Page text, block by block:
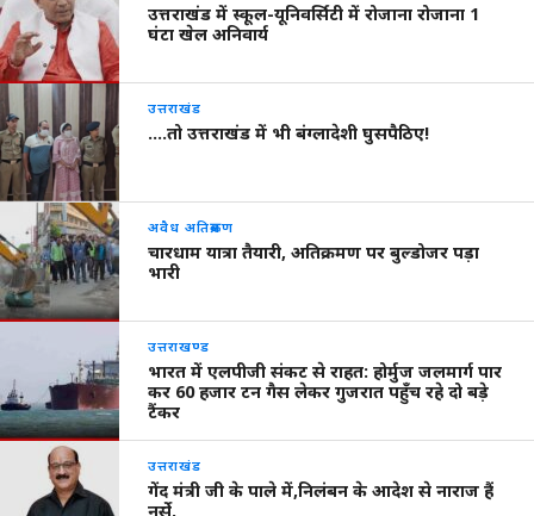
उत्तराखंड में स्कूल-यूनिवर्सिटी में रोजाना रोजाना 1
घंटा खेल अनिवार्य
उत्तराखंड
….तो उत्तराखंड में भी बंग्लादेशी घुसपैठिए!
अवैध अतिक्रमण
चारधाम यात्रा तैयारी, अतिक्रमण पर बुल्डोजर पड़ा
भारी
उत्तराखण्ड
भारत में एलपीजी संकट से राहत: होर्मुज जलमार्ग पार
कर 60 हजार टन गैस लेकर गुजरात पहुँच रहे दो बड़े
टैंकर
उत्तराखंड
गेंद मंत्री जी के पाले में,निलंबन के आदेश से नाराज हैं
नर्से,